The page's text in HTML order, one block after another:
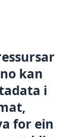
kan
i
for ein